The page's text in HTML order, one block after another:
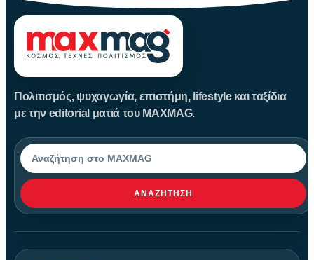
Πολιτισμός, ψυχαγωγία, επιστήμη, lifestyle και ταξίδια
με την editorial ματιά του MAXMAG.
Αναζήτηση
ΑΝΑΖΉΤΗΣΗ